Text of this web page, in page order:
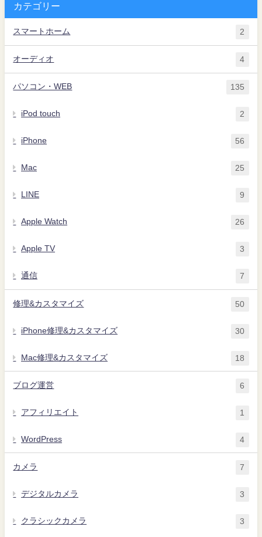
カテゴリー
スマートホーム 2
オーディオ 4
パソコン・WEB 135
iPod touch 2
iPhone 56
Mac 25
LINE 9
Apple Watch 26
Apple TV 3
通信 7
修理&カスタマイズ 50
iPhone修理&カスタマイズ 30
Mac修理&カスタマイズ 18
ブログ運営 6
アフィリエイト 1
WordPress 4
カメラ 7
デジタルカメラ 3
クラシックカメラ 3